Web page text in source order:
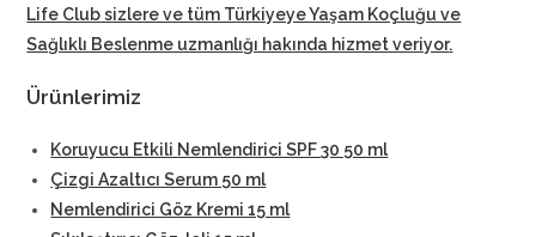
Life Club sizlere ve tüm Türkiyeye Yaşam Koçluğu ve
Sağlıklı Beslenme uzmanlığı hakında hizmet veriyor.
Ürünlerimiz
Koruyucu Etkili Nemlendirici SPF 30 50 ml
Çizgi Azaltıcı Serum 50 ml
Nemlendirici Göz Kremi 15 ml